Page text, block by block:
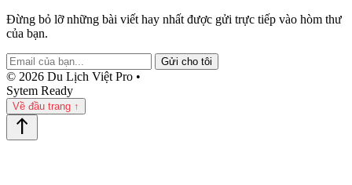
Đừng bỏ lỡ những bài viết hay nhất được gửi trực tiếp vào hòm thư
của bạn.
Gửi cho tôi
© 2026 Du Lịch Việt Pro •
Sytem Ready
Về đầu trang ↑
north